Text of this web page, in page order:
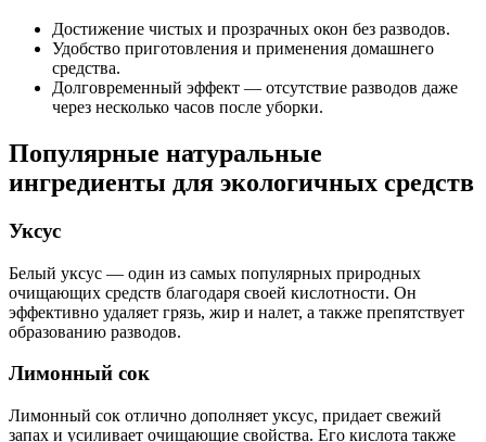
Достижение чистых и прозрачных окон без разводов.
Удобство приготовления и применения домашнего
средства.
Долговременный эффект — отсутствие разводов даже
через несколько часов после уборки.
Популярные натуральные
ингредиенты для экологичных средств
Уксус
Белый уксус — один из самых популярных природных
очищающих средств благодаря своей кислотности. Он
эффективно удаляет грязь, жир и налет, а также препятствует
образованию разводов.
Лимонный сок
Лимонный сок отлично дополняет уксус, придает свежий
запах и усиливает очищающие свойства. Его кислота также